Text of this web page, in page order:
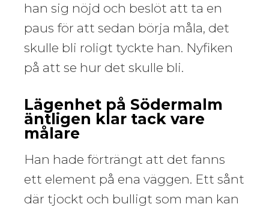
han sig nöjd och beslöt att ta en
paus för att sedan börja måla, det
skulle bli roligt tyckte han. Nyfiken
på att se hur det skulle bli.
Lägenhet på Södermalm
äntligen klar tack vare
målare
Han hade förträngt att det fanns
ett element på ena väggen. Ett sånt
där tjockt och bulligt som man kan